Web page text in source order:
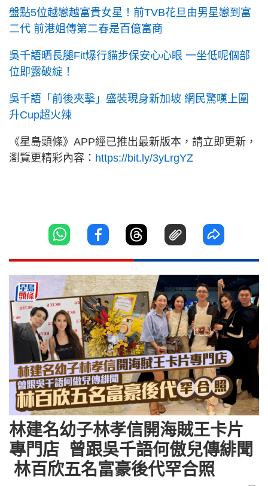
盤點5位越戀越富貴女星！前TVB花旦由男星戀到富
二代 前港姐傳第二春是百億富商
吳千語晒長腿Fit爆行貓步保安心心眼 一坐低呢個部
位即露破綻！
吳千語「前後夾擊」盛裝現身新加坡 網民驚嘆上圍
升Cup超火辣
《星島頭條》APP經已推出最新版本，請立即更新，
瀏覽更精彩內容： https://bit.ly/3yLrgYZ
林建名幼子林孝信開海賊王卡片
專門店 曾跟吳千語何傲兒傳緋聞
林百欣五名富豪後代罕合照